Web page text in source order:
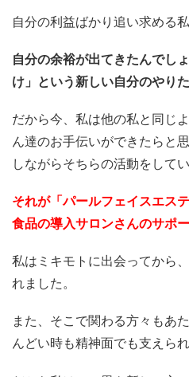
自分の利益ばかり追い求める
自分の余裕が出てきたんでし
け」という新しい自分のやり
だから今、私は他の私と同じ
ん達のお手伝いができたらと
しながらそちらの活動をしてい
それが「パールフェイスエス
食品の導入サロンさんのサポー
私はミキモトに出会ってから
れました。
また、そこで関わる方々もあ
んどい時も精神面でも支えら